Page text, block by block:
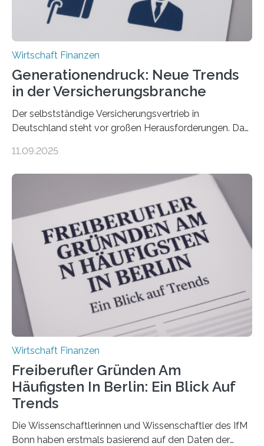
Wirtschaft Finanzen
Generationendruck: Neue Trends
in der Versicherungsbranche
Der selbstständige Versicherungsvertrieb in
Deutschland steht vor großen Herausforderungen. Das
Dr. Matthias Beenken und Prof. Dr. Lukas Linnenbrink
Bundesverbands Deutscher Versicherungskaufleute e.V.
durchgeführt haben. Die Studie basiert auf den
Antworten von 1.440 selbstständigen
Versicherungsvertreter*innen und -makler*innen. Ein
Ergebnis: Deutlich mehr als die Hälfte der Befragten ist
über 50 Jahre alt und wird in den nächsten Jahren eine
Nachfolgeregelung benötigen. Aber nur ein Drittel hat
bereits Regelungen…
11.09.2025
Wirtschaft Finanzen
Freiberufler Gründen Am
Häufigsten In Berlin: Ein Blick Auf
Trends
Die Wissenschaftlerinnen und Wissenschaftler des IfM
Bonn haben erstmals basierend auf den Daten der